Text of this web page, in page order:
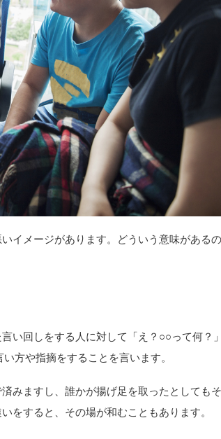
イメージがあります。どういう意味があるの
い回しをする人に対して「え？○○って何？
方や指摘をすることを言います。
みますし、誰かが揚げ足を取ったとしてもそ
をすると、その場が和むこともあります。